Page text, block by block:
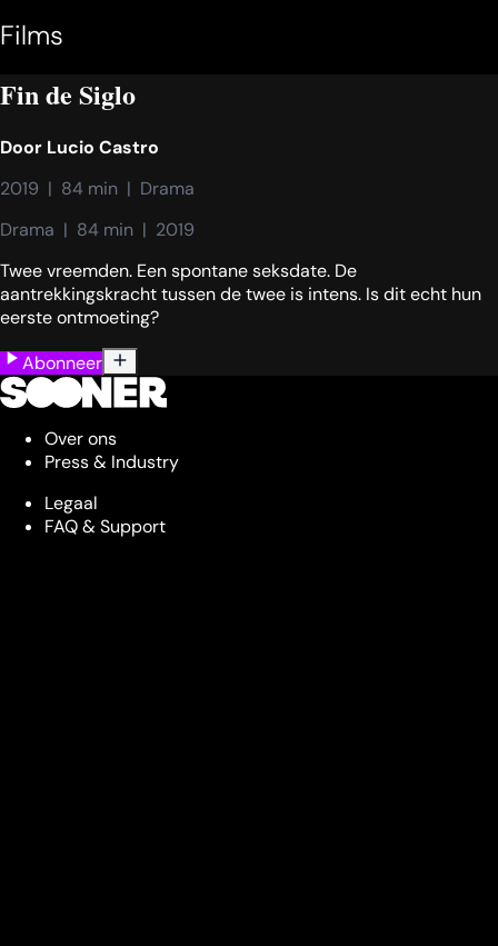
Films
Fin de Siglo
Door Lucio Castro
2019  |  84 min  |  Drama
Drama  |  84 min  |  2019
Twee vreemden. Een spontane seksdate. De
aantrekkingskracht tussen de twee is intens. Is dit echt hun
eerste ontmoeting?
Abonneer
Over ons
Press & Industry
Legaal
FAQ & Support